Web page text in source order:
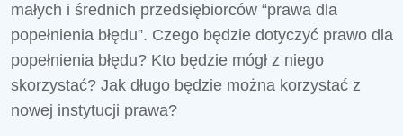
małych i średnich przedsiębiorców “prawa dla
popełnienia błędu”. Czego będzie dotyczyć prawo dla
popełnienia błędu? Kto będzie mógł z niego
skorzystać? Jak długo będzie można korzystać z
nowej instytucji prawa?